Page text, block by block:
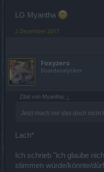
LG Myantha
2 Dezember 2017
Foxyzero
Boardanalytiker
Zitat von Myantha: ↑
Jetzt mach mir das doch nicht
Lach*
Ich schrieb "ich glaube
stimmen würde/könnte/